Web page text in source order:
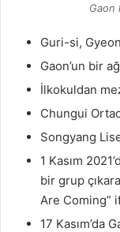
Gaon
Guri-si,
Gaon’un bir
İlkokuldan
Chungui
Songyang
1 Kasım
bir grup
Are Coming”
17 Kasım’da